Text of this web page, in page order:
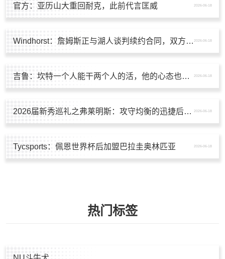
官方：亚历山大重回耐克，此前代言匡威 2026-06-18
Windhorst：詹姆斯正与湖人谈判续约合同，双方已有实质接触 2026-06-18
吉鲁：坎特一个人能干两个人的活，他的心态也会感染法国队友 2026-06-18
2026届新秀巡礼之弗莱明斯：攻守均衡的迅捷后卫，三分有待开发 2026-06-18
Tycsports：佩恩世界杯后加盟巴拉圭奥林匹亚 2026-06-18
热门标签